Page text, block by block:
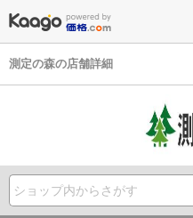
測定の森の店舗詳細